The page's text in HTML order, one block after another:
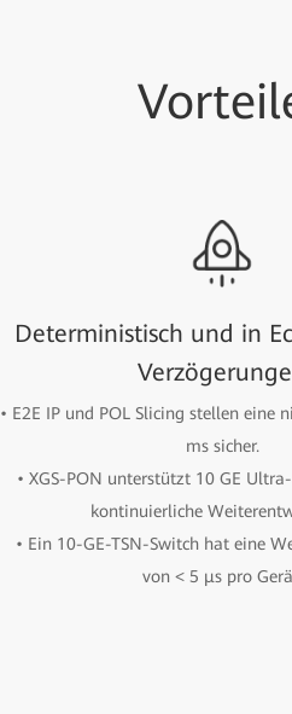
Deterministisch und in
• E2E IP und POL Slicing stellen eine
ms sicher.
• XGS-PON unterstützt 10 GE
kontinuierliche
• Ein 10-GE-TSN-Switch hat eine
von < 5 μs pro